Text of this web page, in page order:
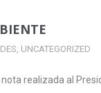
, UNCATEGORIZED
nota realizada al